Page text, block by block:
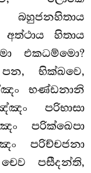
හිතාය
එකධම්මො?
භික්ඛවෙ,
භණ්ඩනානි
පරිභාසා
පරික්ඛෙපා
පරිච්චජනා
පසීදන්ති,